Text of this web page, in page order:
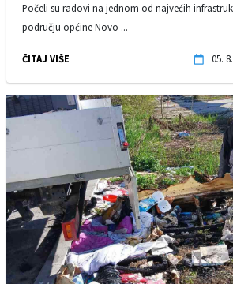
Počeli su radovi na jednom od najvećih
području općine Novo ...
ČITAJ VIŠE 05.